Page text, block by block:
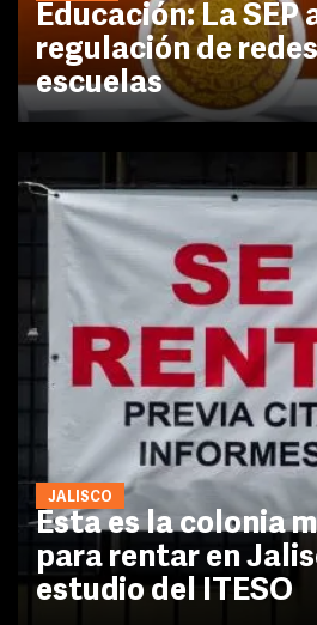
Educación: La SEP
regulación de
escuelas
JALISCO
Esta es la colonia
para rentar en
estudio del ITESO